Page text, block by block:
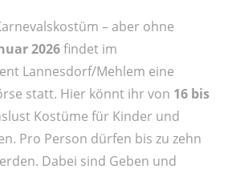
– aber ohne
2026findet im
Lannesdorf/Mehlem eine
statt. Hier könnt ihr von 16 bis
Kostüme für Kinder und
Pro Person dürfen bis zu zehn
Dabei sind Geben und